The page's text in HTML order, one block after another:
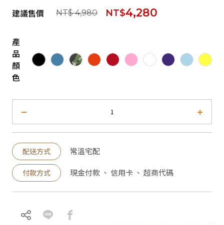
建議售價 NT$ 4,980 NT$4,280
產
品
顏
色
配送方式 常溫宅配
付款方式 現金付款 、 信用卡 、 超商代碼